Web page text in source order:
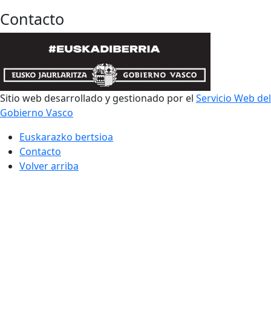
Contacto
Sitio web desarrollado y gestionado por el Servicio Web del
Gobierno Vasco
Euskarazko bertsioa
Contacto
Volver arriba